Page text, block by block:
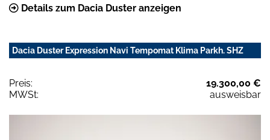
Details zum Dacia Duster anzeigen
Dacia Duster Expression Navi Tempomat Klima Parkh. SHZ
Preis:
19.300,00 €
MWSt:
ausweisbar